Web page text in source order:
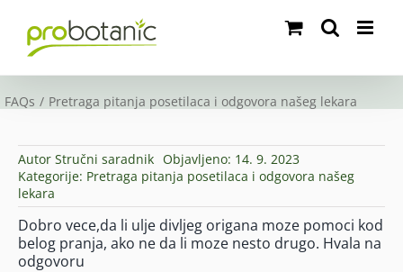
content
FAQs Pretraga pitanja posetilaca i odgovora našeg lekara
Autor Stručni saradnik Objavljeno: 14. 9. 2023
Kategorije: Pretraga pitanja posetilaca i odgovora našeg
lekara
Dobro vece,da li ulje divljeg origana moze pomoci kod
belog pranja, ako ne da li moze nesto drugo. Hvala na
odgovoru